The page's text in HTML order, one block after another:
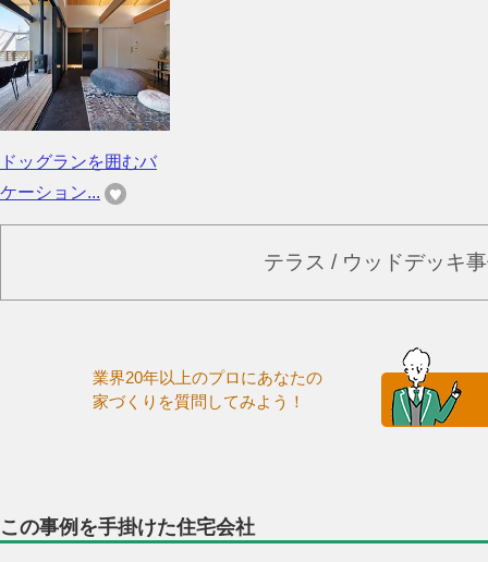
ドッグランを囲むバ
ケーション...
テラス / ウッドデッキ
業界20年以上のプロにあなたの
家づくりを質問してみよう！
この事例を手掛けた住宅会社